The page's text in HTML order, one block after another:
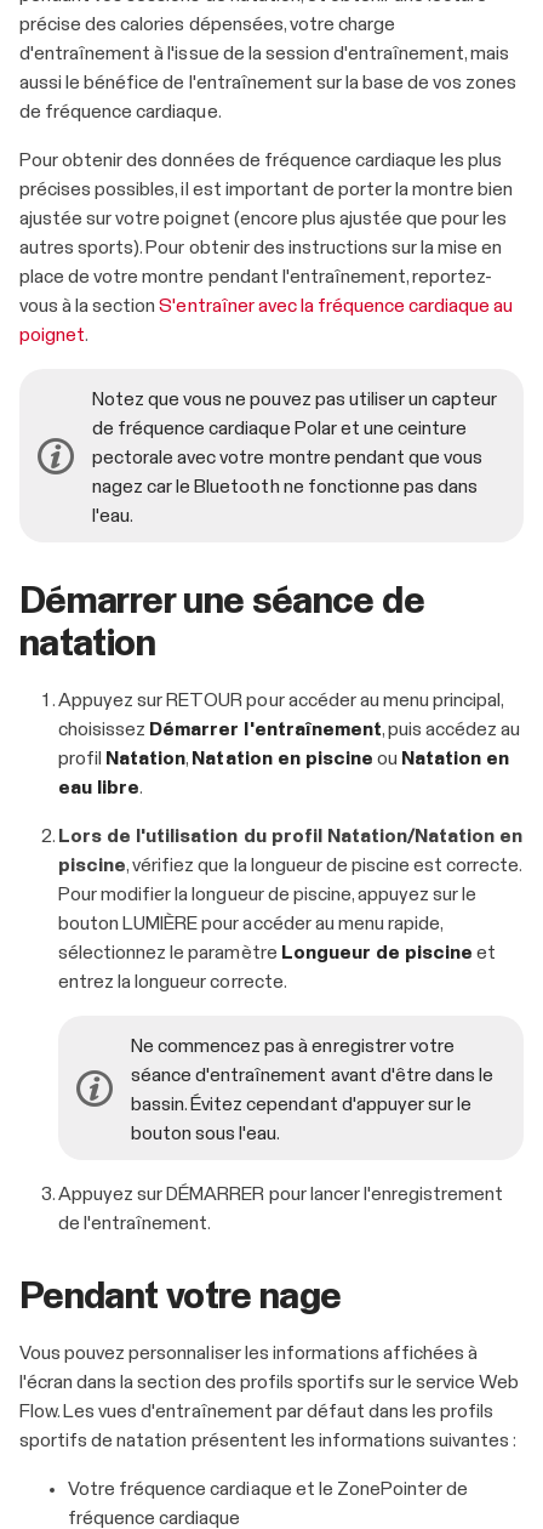
précise des calories dépensées, votre charge
d'entraînement à l'issue de la session d'entraînement, mais
aussi le bénéfice de l'entraînement sur la base de vos zones
de fréquence cardiaque.
Pour obtenir des données de fréquence cardiaque les plus
précises possibles, il est important de porter la montre bien
ajustée sur votre poignet (encore plus ajustée que pour les
autres sports). Pour obtenir des instructions sur la mise en
place de votre montre pendant l'entraînement, reportez-
vous à la sectionS'entraîner avec la fréquence cardiaque au
poignet.
Notez que vous ne pouvez pas utiliser un capteur
de fréquence cardiaque Polar et une ceinture
pectorale avec votre montre pendant que vous
nagez car le Bluetooth ne fonctionne pas dans
l'eau.
Démarrer une séance de
natation
Appuyez sur RETOUR pour accéder au menu principal,
choisissez Démarrer l'entraînement, puis accédez au
profil
Natation, Natation en piscine ou Natation en
eau libre.
Lors de l'utilisation du profil Natation/Natation en
piscine, vérifiez que la longueur de piscine est correcte.
Pour modifier la longueur de piscine, appuyez sur le
bouton LUMIÈRE pour accéder au menu rapide,
sélectionnez le paramètre Longueur de piscine et
entrez la longueur correcte.
Ne commencez pas à enregistrer votre
séance d'entraînement avant d'être dans le
bassin. Évitez cependant d'appuyer sur le
bouton sous l'eau.
Appuyez sur DÉMARRER pour lancer l'enregistrement
de l'entraînement.
Pendant votre nage
Vous pouvez personnaliser les informations affichées à
l'écran dans la section des profils sportifs sur le service Web
Flow. Les vues d'entraînement par défaut dans les profils
sportifs de natation présentent les informations suivantes :
Votre fréquence cardiaque et le ZonePointer de
fréquence cardiaque